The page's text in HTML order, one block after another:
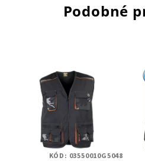
Podobné
KÓD: 03550010G5048